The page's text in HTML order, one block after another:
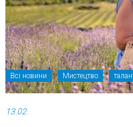
Всі новини Мистецтво
13.02.